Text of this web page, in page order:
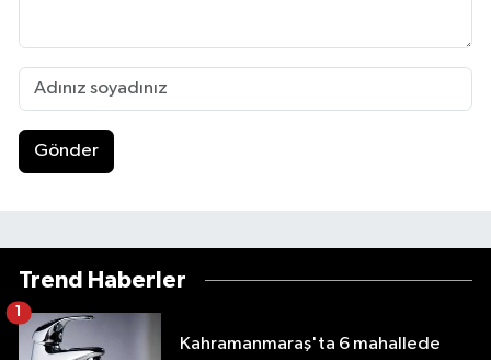
Gönder
Trend Haberler
Kahramanmaraş'ta 6 mahallede
1